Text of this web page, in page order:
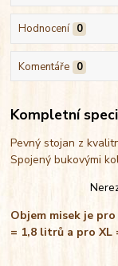
Hodnocení 0
Komentáře 0
Kompletní
Pevný stojan z
Spojený bukovými
Objem misek je
= 1,8 litrů a pro XL